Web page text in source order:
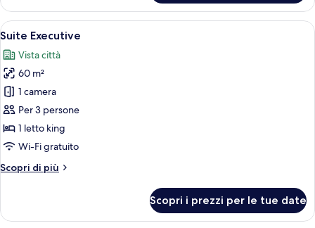
Executive
(Club)
Apri
tutte
le
foto
per
Suite
Executive
Una camera d'albergo con un letto
5
Suite Executive
Vista città
60 m²
1 camera
Per 3 persone
1 letto king
Wi-Fi gratuito
Scopri di più
Altri
Executive
Scopri i prezzi per le tue date